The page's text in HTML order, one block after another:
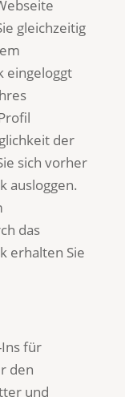
gleichzeitig
eingeloggt
der
sich vorher
ausloggen.
das
erhalten Sie
für
den
und